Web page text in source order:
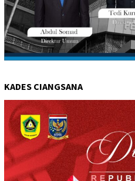
KADES CIANGSANA